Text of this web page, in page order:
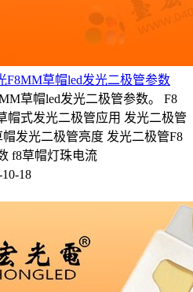
F8MM草帽led发光二极管参数
草帽led发光二极管参数。 F8
帽式发光二极管应用 发光二极管
发光二极管亮度 发光二极管F8
f8草帽灯珠电流
18